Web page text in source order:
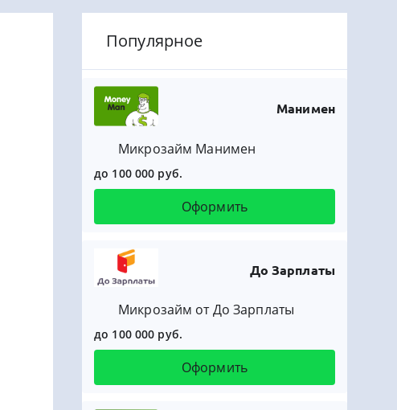
Популярное
Манимен
Микрозайм Манимен
до 100 000 руб.
Оформить
До Зарплаты
Микрозайм от До Зарплаты
до 100 000 руб.
Оформить